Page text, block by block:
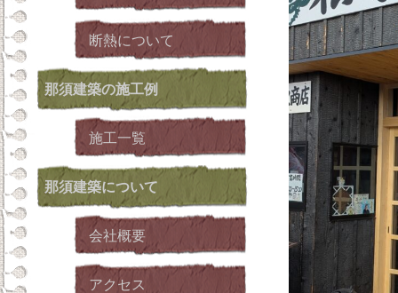
断熱について
那須建築の施工例
施工一覧
那須建築について
会社概要
アクセス